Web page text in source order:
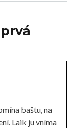
baštu, na
Laik ju vníma